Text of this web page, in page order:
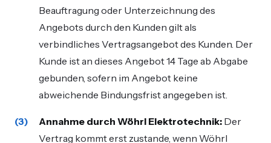
Beauftragung oder Unterzeichnung des
Angebots durch den Kunden gilt als
verbindliches Vertragsangebot des Kunden. Der
Kunde ist an dieses Angebot 14 Tage ab Abgabe
gebunden, sofern im Angebot keine
abweichende Bindungsfrist angegeben ist.
Annahme durch Wöhrl Elektrotechnik: Der
Vertrag kommt erst zustande, wenn Wöhrl